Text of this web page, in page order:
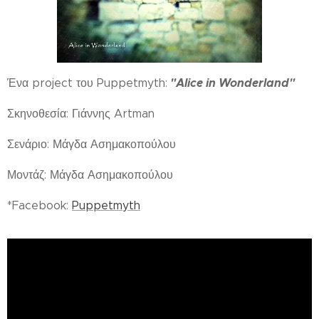
Ένα project του Puppetmyth: "Alice in Wonderland"
Σκηνοθεσία: Γιάννης Artman
Σενάριο: Μάγδα Ασημακοπούλου
Μοντάζ: Μάγδα Ασημακοπούλου
*Facebook: Puppetmyth